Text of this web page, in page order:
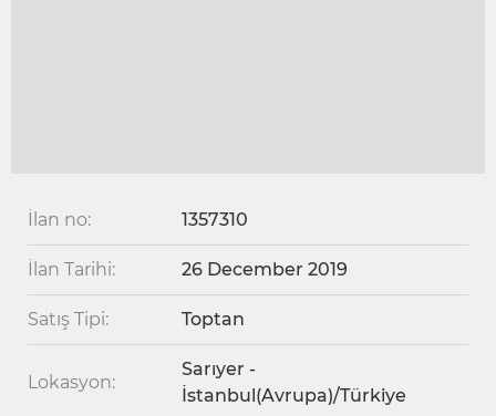
İlan no: 1357310
İlan Tarihi: 26 December 2019
Satış Tipi: Toptan
Lokasyon:
Sarıyer -
İstanbul(Avrupa)/Türkiye